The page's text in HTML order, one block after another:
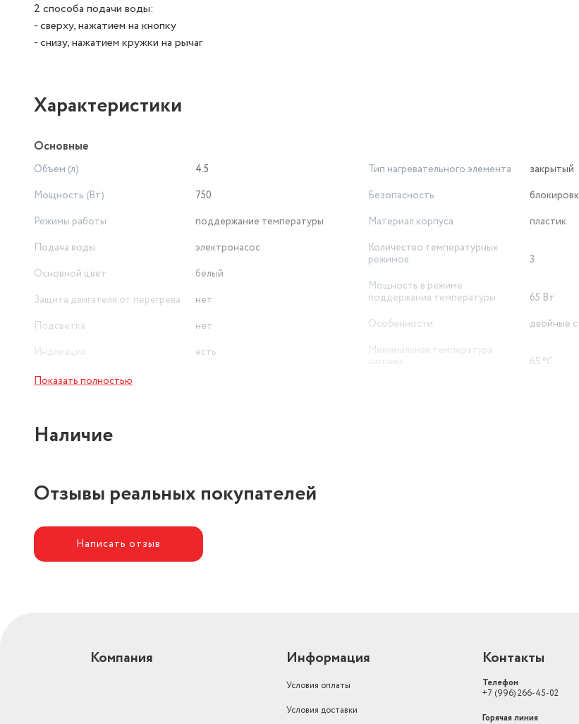
2 способа подачи воды:
- сверху, нажатием на кнопку
- снизу, нажатием кружки на рычаг
Характеристики
Основные
Объем (л)
4.5
Мощность (Вт)
750
Режимы работы
поддержание температуры
Подача воды
электронасос
Основной цвет
белый
Защита двигателя от перегрева
нет
Подсветка
нет
Индикация
есть
Длина сетевого шнура (м)
Тип нагревательного элемента
закрытый
Безопасность
Материал корпуса
пластик
Количество температурных
режимов
3
Мощность в режиме
поддержания температуры
65 Вт
Особенности
двойные
Минимальная температура
65 °C
Показать полностью
Наличие
Отзывы реальных покупателей
Написать отзыв
Компания Информация
Условия оплаты
Условия доставки
Контакты
Телефон
+7 (996) 266-45-02
Горячая линия